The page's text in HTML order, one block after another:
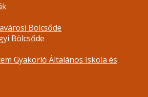
Bölcsőde
Bölcsőde
Gyakorló Általános Iskola és